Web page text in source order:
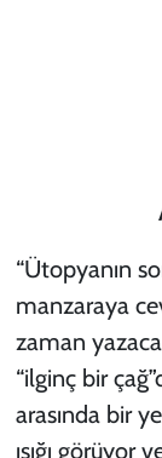
“Ütopyanın
manzaraya
zaman
“ilginç bir
arasında bir
ışığı görüyor